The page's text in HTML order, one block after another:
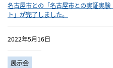
名古屋市との「名古屋市との実証実
ト」が完了しました。
2022年5月16日
展示会